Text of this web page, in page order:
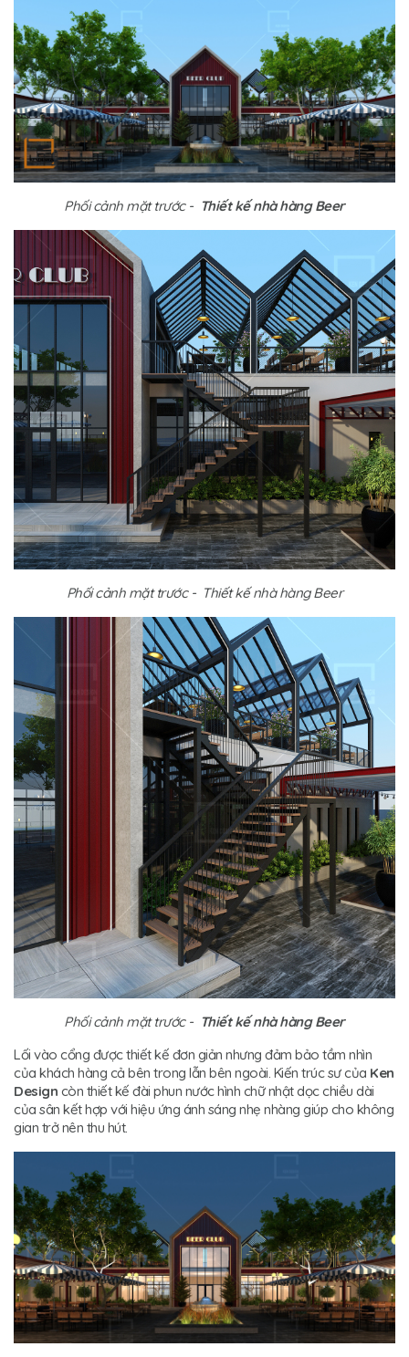
Phối cảnh mặt trước - Thiết kế nhà hàng Beer
Phối cảnh mặt trước - Thiết kế nhà hàng Beer
Phối cảnh mặt trước - Thiết kế nhà hàng Beer
Lối vào cổng được thiết kế đơn giản nhưng đảm bảo tầm nhìn
của khách hàng cả bên trong lẫn bên ngoài. Kiến trúc sư của Ken
Design còn thiết kế đài phun nước hình chữ nhật dọc chiều dài
của sân kết hợp với hiệu ứng ánh sáng nhẹ nhàng giúp cho không
gian trở nên thu hút.